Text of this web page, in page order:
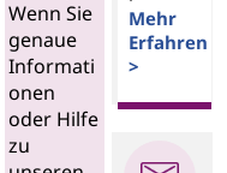
Wenn Sie
genaue
Informati
onen
oder Hilfe
zu
Mehr
Erfahren
>